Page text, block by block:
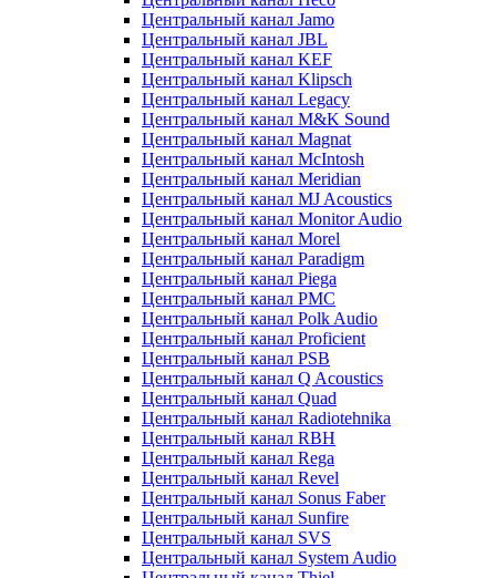
Центральный канал Jamo
Центральный канал JBL
Центральный канал KEF
Центральный канал Klipsch
Центральный канал Legacy
Центральный канал M&K Sound
Центральный канал Magnat
Центральный канал McIntosh
Центральный канал Meridian
Центральный канал MJ Acoustics
Центральный канал Monitor Audio
Центральный канал Morel
Центральный канал Paradigm
Центральный канал Piega
Центральный канал PMC
Центральный канал Polk Audio
Центральный канал Proficient
Центральный канал PSB
Центральный канал Q Acoustics
Центральный канал Quad
Центральный канал Radiotehnika
Центральный канал RBH
Центральный канал Rega
Центральный канал Revel
Центральный канал Sonus Faber
Центральный канал Sunfire
Центральный канал SVS
Центральный канал System Audio